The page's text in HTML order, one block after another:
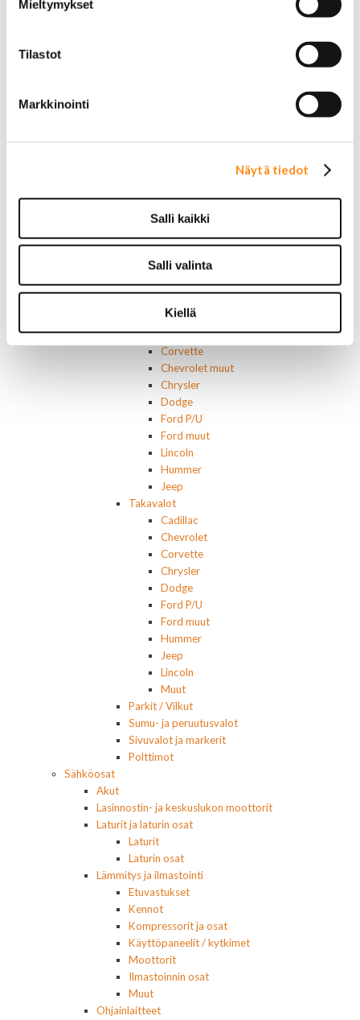
Mieltymykset
Tilastot
Markkinointi
Näytä tiedot
Salli kaikki
Salli valinta
Kiellä
Sisusta
Ratinpäälliset
Radioadapterit ja johtosarjat
Muut sisustan osat
Valot ja polttimot
Valosarjat
Cadillac
Chevorlet P/U
Corvette
Chevrolet muut
Chrysler
Dodge
Ford P/U
Ford muut
Lincoln
Hummer
Jeep
Takavalot
Cadillac
Chevrolet
Corvette
Chrysler
Dodge
Ford P/U
Ford muut
Hummer
Jeep
Lincoln
Muut
Parkit / Vilkut
Sumu- ja peruutusvalot
Sivuvalot ja markerit
Polttimot
Sähköosat
Akut
Lasinnostin- ja keskuslukon moottorit
Laturit ja laturin osat
Laturit
Laturin osat
Lämmitys ja ilmastointi
Etuvastukset
Kennot
Kompressorit ja osat
Käyttöpaneelit / kytkimet
Moottorit
Ilmastoinnin osat
Muut
Ohjainlaitteet